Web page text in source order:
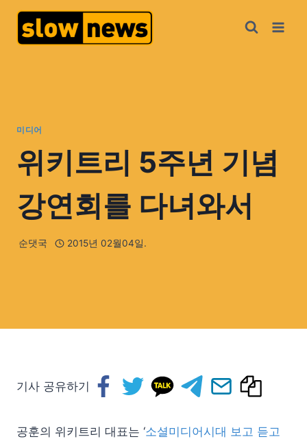
미디어
위키트리 5주년 기념
강연회를 다녀와서
순댓국 2015년 02월04일.
기사 공유하기
공훈의 위키트리 대표는 ‘소셜미디어시대 보고 듣고